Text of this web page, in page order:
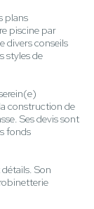
plans
piscine par
divers conseils
styles de
construction de
Ses devis sont
fonds
Son